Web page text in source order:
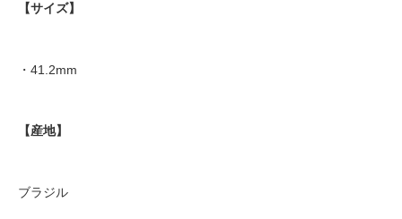
【サイズ】
・41.2mm
【産地】
ブラジル